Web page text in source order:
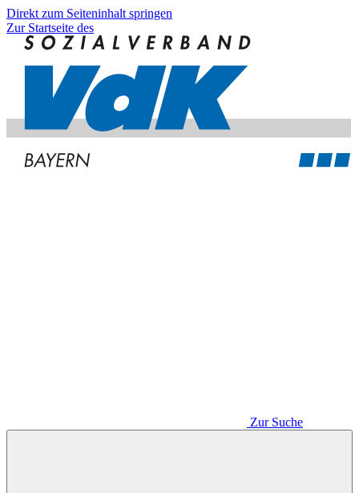
Direkt zum Seiteninhalt springen
Zur Startseite des
Zur Suche